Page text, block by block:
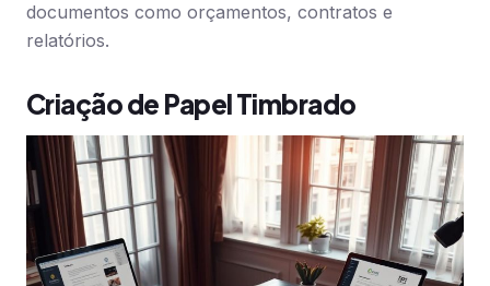
documentos como orçamentos, contratos e
relatórios.
Criação de Papel Timbrado